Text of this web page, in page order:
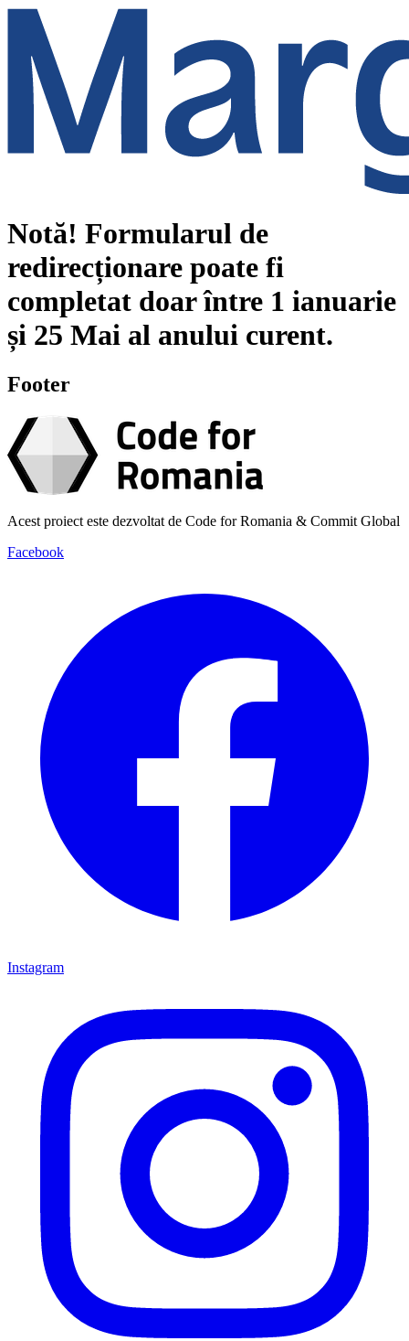
Notă! Formularul de
redirecționare poate fi
completat doar între 1 ianuarie
și 25 Mai al anului curent.
Footer
Acest proiect este dezvoltat de Code for Romania & Commit Global
Facebook
Instagram